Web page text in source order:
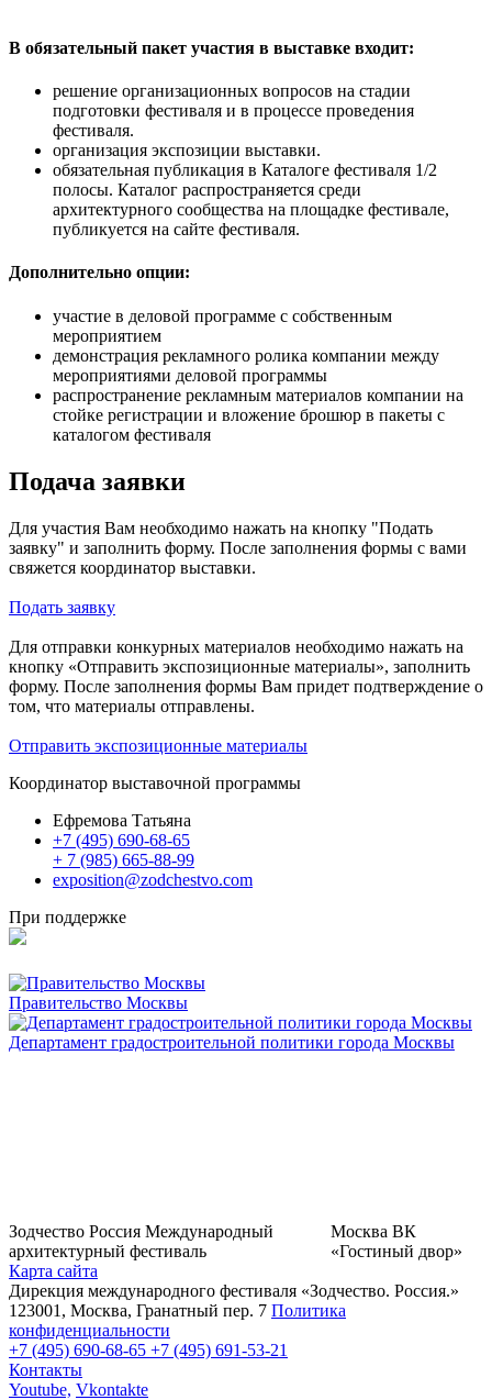
В обязательный пакет участия в выставке входит:
решение организационных вопросов на стадии
подготовки фестиваля и в процессе проведения
фестиваля.
организация экспозиции выставки.
обязательная публикация в Каталоге фестиваля 1/2
полосы. Каталог распространяется среди
архитектурного сообщества на площадке фестивале,
публикуется на сайте фестиваля.
Дополнительно опции:
участие в деловой программе с собственным
мероприятием
демонстрация рекламного ролика компании между
мероприятиями деловой программы
распространение рекламным материалов компании на
стойке регистрации и вложение брошюр в пакеты с
каталогом фестиваля
Подача заявки
Для участия Вам необходимо нажать на кнопку "Подать
заявку" и заполнить форму. После заполнения формы с вами
свяжется координатор выставки.
Подать заявку
Для отправки конкурных материалов необходимо нажать на
кнопку «Отправить экспозиционные материалы», заполнить
форму. После заполнения формы Вам придет подтверждение о
том, что материалы отправлены.
Отправить экспозиционные материалы
Координатор выставочной программы
Ефремова Татьяна
+7 (495) 690-68-65
+ 7 (985) 665-88-99
exposition@zodchestvo.com
При поддержке
Правительство Москвы
Департамент градостроительной политики города Москвы
Зодчество Россия Международный
архитектурный фестиваль
Карта сайта
Москва ВК
«Гостиный двор»
Дирекция международного фестиваля «Зодчество. Россия.»
123001, Москва, Гранатный пер. 7 Политика
конфиденциальности
+7 (495) 690-68-65 +7 (495) 691-53-21
Контакты
Youtube, Vkontakte